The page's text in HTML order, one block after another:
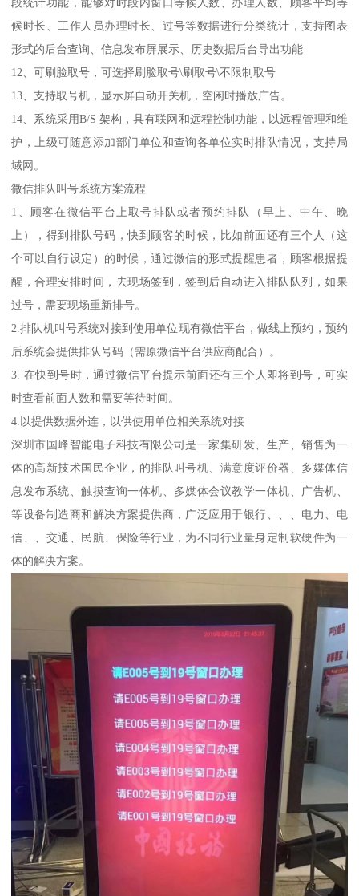
段统计功能，能够对时段内窗口等候人数、办理人数、顾客平均等
候时长、工作人员办理时长、过号等数据进行分类统计，支持图表
形式的后台查询、信息发布屏展示、历史数据后台导出功能
12、可刷脸取号，可选择刷脸取号\刷取号\不限制取号
13、支持取号机，显示屏自动开关机，空闲时播放广告。
14、系统采用B/S 架构，具有联网和远程控制功能，以远程管理和维
护，上级可随意添加部门单位和查询各单位实时排队情况，支持局
域网。
微信排队叫号系统方案流程
1、顾客在微信平台上取号排队或者预约排队（早上、中午、晚
上），得到排队号码，快到顾客的时候，比如前面还有三个人（这
个可以自行设定）的时候，通过微信的形式提醒患者，顾客根据提
醒，合理安排时间，去现场签到，签到后自动进入排队队列，如果
过号，需要现场重新排号。
2.排队机叫号系统对接到使用单位现有微信平台，做线上预约，预约
后系统会提供排队号码（需原微信平台供应商配合）。
3. 在快到号时，通过微信平台提示前面还有三个人即将到号，可实
时查看前面人数和需要等待时间。
4.以提供数据外连，以供使用单位相关系统对接
深圳市国峰智能电子科技有限公司是一家集研发、生产、销售为一
体的高新技术国民企业，的排队叫号机、满意度评价器、多媒体信
息发布系统、触摸查询一体机、多媒体会议教学一体机、广告机、
等设备制造商和解决方案提供商，广泛应用于银行、、、电力、电
信、、交通、民航、保险等行业，为不同行业量身定制软硬件为一
体的解决方案。